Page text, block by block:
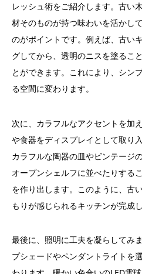
レッシュ術をご紹介します。古い
材そのものが持つ味わいを活かし
のがポイントです。例えば、古い
グしてから、透明のニスを塗るこ
とができます。これにより、シン
る空間に変わります。
次に、カラフルなアクセントを加
や食器をディスプレイとして取り
カラフルな陶器の皿やビンテージ
オープンシェルフに並べたりする
を作り出します。このように、古
もりが感じられるキッチンが完成し
最後に、照明に工夫を凝らしてみ
プシェードやペンダントライトを